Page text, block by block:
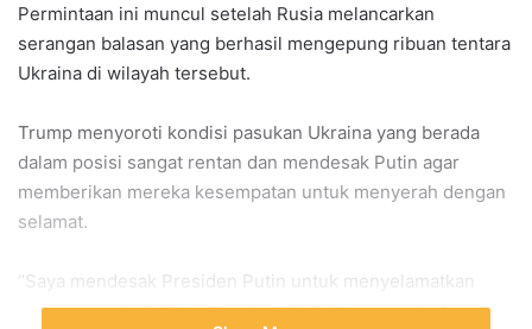
Permintaan ini muncul setelah Rusia melancarkan
serangan balasan yang berhasil mengepung ribuan tentara
Ukraina di wilayah tersebut.
Trump menyoroti kondisi pasukan Ukraina yang berada
dalam posisi sangat rentan dan mendesak Putin agar
memberikan mereka kesempatan untuk menyerah dengan
selamat.
“Saya mendesak Presiden Putin untuk menyelamatkan
nyawa mereka (militer Ukraina),” kata Trump pada Jumat